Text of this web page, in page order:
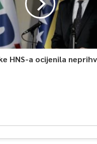
HNS-a ocijenila